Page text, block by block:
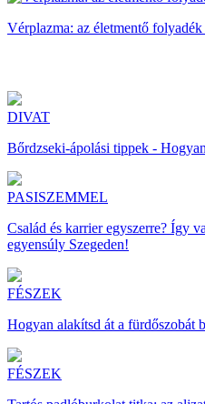
Vérplazma: az életmentő folyadék
DIVAT
Bőrdzseki-ápolási tippek -
PASISZEMMEL
Család és karrier egyszerre? Így
egyensúly Szegeden!
FÉSZEK
Hogyan alakítsd át a fürdőszobát
FÉSZEK